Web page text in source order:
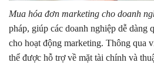
Mua hóa đơn marketing cho doanh
pháp, giúp các doanh nghiệp dễ dàng
cho hoạt động marketing. Thông qua
thể được hỗ trợ về mặt tài chính và